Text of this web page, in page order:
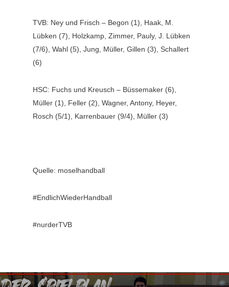
TVB: Ney und Frisch – Begon (1), Haak, M.
Lübken (7), Holzkamp, Zimmer, Pauly, J. Lübken
(7/6), Wahl (5), Jung, Müller, Gillen (3), Schallert
(6)
HSC: Fuchs und Kreusch – Büssemaker (6),
Müller (1), Feller (2), Wagner, Antony, Heyer,
Rosch (5/1), Karrenbauer (9/4), Müller (3)
Quelle: moselhandball
#EndlichWiederHandball
#nurderTVB